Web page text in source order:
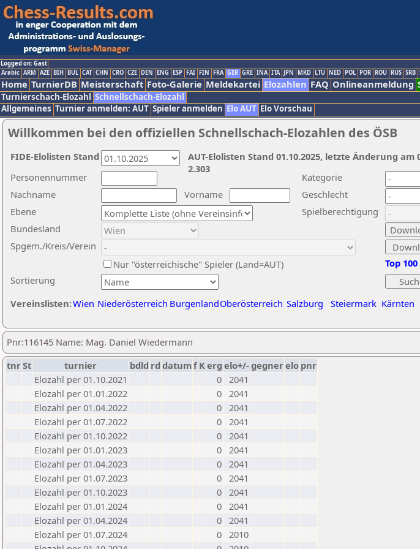
Logged on: Gast
Arabic ARM AZE BIH BUL CAT CHN CRO CZE DEN ENG ESP FAI FIN FRA GER GRE INA ITA JPN MKD LTU NED POL POR ROU RUS SRB
Home TurnierDB Meisterschaft Foto-Galerie Meldekartei Elozahlen FAQ Onlineanmeldung
Turnierschach-Elozahl Schnellschach-Elozahl
Allgemeines Turnier anmelden: AUT Spieler anmelden Elo AUT Elo Vorschau
Willkommen bei den offiziellen Schnellschach-Elozahlen des ÖSB
Nachname
Vorname
Ebene
Kategorie
Sortierung
Personennummer
Bundesland
Spgem./Kreis/Verein
Geschlecht
Nur "österreichische" Spieler (Land=AUT)
Spielberechtigung
Vereinslisten:Wien Niederösterreich BurgenlandOberösterreich Salzburg Steiermark Kärnten
Top 100
AUT-Elolisten Stand 01.10.2025, letzte Änderung
2.303
FIDE-Elolisten Stand
Pnr:116145 Name: Mag. Daniel Wiedermann
tnrSt turnier bdld rd datumf Kerg elo+/-gegnerelo pnr
Elozahl per 01.10.2021
0 2041
Elozahl per 01.01.2022
0 2041
Elozahl per 01.04.2022
0 2041
Elozahl per 01.07.2022
0 2041
Elozahl per 01.10.2022
0 2041
Elozahl per 01.01.2023
0 2041
Elozahl per 01.04.2023
0 2041
Elozahl per 01.07.2023
0 2041
Elozahl per 01.10.2023
0 2041
Elozahl per 01.01.2024
0 2041
Elozahl per 01.04.2024
0 2041
Elozahl per 01.07.2024
0 2010